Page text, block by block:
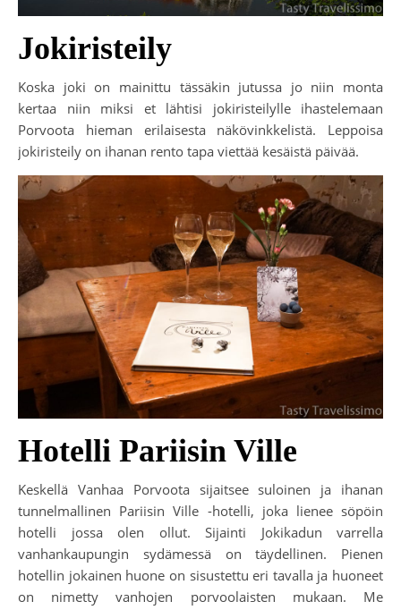
Jokiristeily
Koska joki on mainittu tässäkin jutussa jo niin monta
kertaa niin miksi et lähtisi jokiristeilylle ihastelemaan
Porvoota hieman erilaisesta näkövinkkelistä. Leppoisa
jokiristeily on ihanan rento tapa viettää kesäistä päivää.
Hotelli Pariisin Ville
Keskellä Vanhaa Porvoota sijaitsee suloinen ja ihanan
tunnelmallinen Pariisin Ville -hotelli, joka lienee söpöin
hotelli jossa olen ollut. Sijainti Jokikadun varrella
vanhankaupungin sydämessä on täydellinen. Pienen
hotellin jokainen huone on sisustettu eri tavalla ja huoneet
on nimetty vanhojen porvoolaisten mukaan. Me